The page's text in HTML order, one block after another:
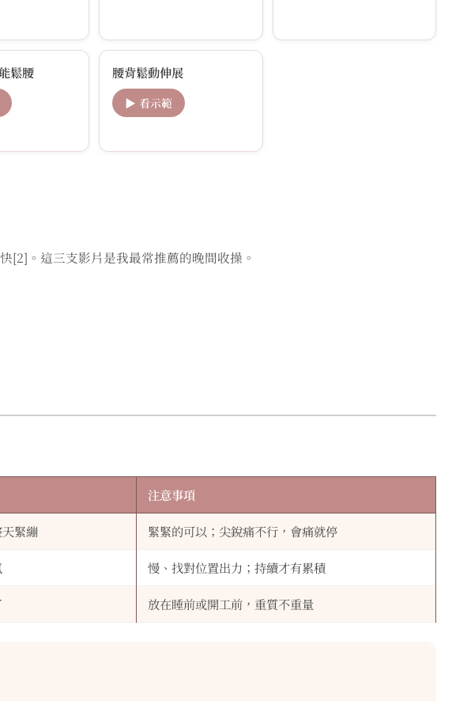
鬆腰 腰背鬆動伸展
▶ 看示範
[2]。這三支影片是我最常推薦的晚間收操。
注意事項
緊繃 緊緊的可以；尖銳痛不行，會痛就停
慢、找對位置出力；持續才有累積
放在睡前或開工前，重質不重量